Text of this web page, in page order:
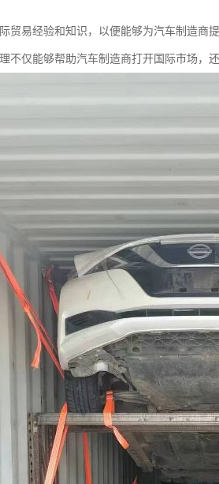
贸易经验和知识，以便能够为汽车制造
不仅能够帮助汽车制造商打开国际市场，